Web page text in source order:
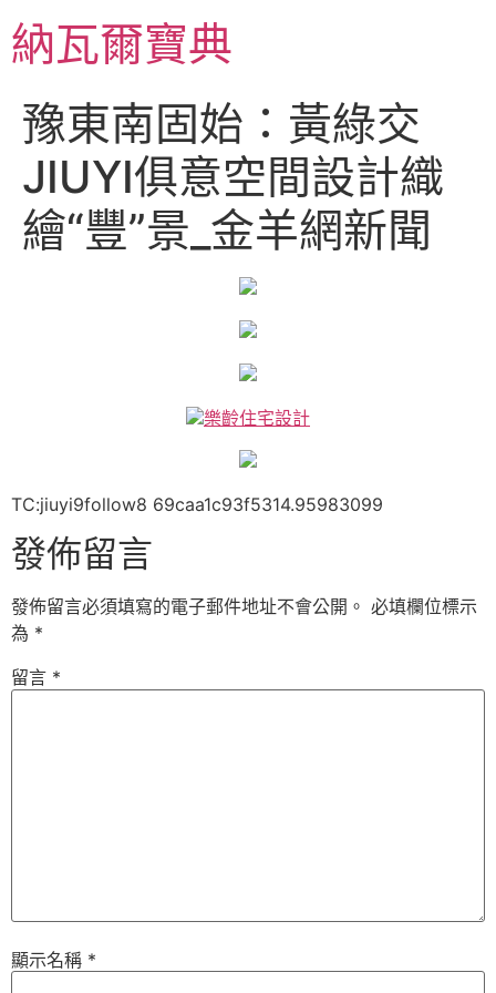
至
主納瓦爾寶典
豫東南固始：黃綠交
JIUYI俱意空間設計織
繪“豐”景_金羊網新聞
樂齡住宅設計
TC:jiuyi9follow8 69caa1c93f5314.95983099
發佈留言
發佈留言必須填寫的電子郵件地址不會公開。 必填欄位標示
為 *
留言 *
顯示名稱 *